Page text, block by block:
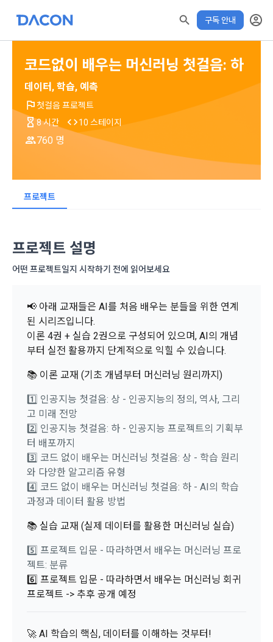
구독 안내
알림
MY XP
오늘의 XP
적립 XP
0
메일 인증 필요
[데이콘] 회원가입 인증메일
이용약관
제 1 조 (목적)
본 약관은 데이콘 주식회사(이하 “회사”)와 “회원” 간에 정보 서
규정하는 데 그 목적이 있다. “회원”은 모든 약관에 동의해야 하
며, 어떤 방식이든 본 서비스를 사용한다는 것은 “회원”이 본 약
관의 전부에 동의한다는 것을 의미하며 본 약관은 “회원”이 서비
제 2 조 (용어의 정의)
이 약관에서 사용하는 용어의 정의는 아래와 같다.
여 컴퓨터 등 정보 통신 설비를 이용하여 설정한 가상의 영업장
또는 "회사"가 운영하는 아래 웹사이트를 말한다.
가. ***.dacon.io
2. "서비스"라 함은 “대회”, “교육”, “인재풀 등록” 등 사이트에서
제공하는 모든 서비스를 말한다. 그 외 "회사"가 운영하는 사이
트를 통해 개인이 등록한 자료를 DB화하여 각각의 목적에 맞게
분류, 가공, 집계하여 정보를 제공하는 서비스를 포함한다.
3. "개인회원"이라 함은 서비스를 이용하기 위하여 이 약관에 동
의하고 "회사"와 이용 계약을 체결한 개인을 말한다.
4. “인재회원”이라 함은 “데이콘 인재풀 서비스”를 이용하기 위
하여 본인의 개인정보와 프로젝트, 코드 등을 공유한 자로서, 채
용 의뢰 “기업회원”에게 개인정보, 프로젝트, 코드 등을 제공하
는 것에 동의한 “개인회원”을 말한다.
5. “기업회원”이라 함은 “회사”에 대회의 주최를 의뢰하거나, 채
용 의뢰 서비스 등을 이용하기 위해 “회사”와 일정 계약을 한 개
회원”이 AI 코드를 제출하고, “회사”는 이를 평가하여 우수작을
개인정보 처리방침
데이콘은 이용자 개인정보 보호를 여러 경영요소 가운데 최
우선의 가치로 두고 있습니다. 데이콘주식회사(이하 ‘데이콘’ 또
는 ‘회사’)는 서비스 기획부터 종료까지 정보통신망 이용촉진 및
등 국내의 개인정보 보호 법령을 철저히 준수합니다.
1. 개인정보처리방침의 의의
데이콘이 어떤 정보를 수집하고, 수집한 정보를 어떻게 사용하
며, 필요에 따라 누구와 이를 공유(‘위탁 또는 제공’)하며, 이용목
적을 달성한 정보를 언제, 어떻게 파기 하는지 등 ‘개인정보의 한
살이’와 관련한 정보를 투명하게 제공합니다.
정보주체로서 이용자는 자신의 개인정보에 대해 어떤 권리를 가
지고 있으며, 이를 어떤 방법과 절차로 행사할 수 있는지를 알려
드립니다. 또한, 법정대리인(부모 등)이 만14세 미만 아동의 개
인정보 보호를 위해 어떤 권리를 행사할 수 있는지도 함께 안내
합니다.
개인정보 침해사고가 발생하는 경우, 추가적인 피해를 예방하고
움을 받을 수 있는지 알려 드립니다.
그 무엇보다도, 개인정보와 관련하여 데이콘과 이용자 간의 권
리 및 의무 관계를 규정하여 이용자의 ‘개인정보자기결정권’을
마케팅 정보 수신 동의
1. 광고성 정보의 이용목적
경품 행사, 이벤트, 경진대회 홍보 목적 등의 광고성 정보를 전자
우편이나
서신우편, 문자(SMS 또는 카카오 알림톡), 푸시, 전화 등을 통해
- 마케팅 수신 동의는 거부하실 수 있으며 동의 이후에라도 고객
의 의사에 따라 동의를 철회할 수 있습니다.
동의를 거부 하시더라도 DACON에서 제공하는 서비스의 이용
에 제한이 되지 않습니다.
안내 서비스가 제한됩니다.
2. 미동의 시 불이익 사항
개인정보보호법 제22조 제5항에 의해 선택정보 사항에 대해서
는 동의 거부 하시더라도 서비스 이용에 제한되지 않습니다.
단, 할인, 이벤트 및 이용자 맞춤형 상품 추천 등의 마케팅 정보
안내 서비스가 제한됩니다.
DACON에서 제공하는 마케팅 정보를 원하지 않을 경우 ‘홈>계
정관리 페이지의 하단 마케팅(대회 진행, 교육 등) 정보 수신 동
의(선택)’에서 철회를 요청할 수 있습니다.
동의(선택)’에서 동의하실 수 있습니다.
코드없이 배우는 머신러닝 첫걸음: 하
데이터, 학습, 예측
첫걸음 프로젝트
8 시간
10 스테이지
760 명
프로젝트
프로젝트 설명
어떤 프로젝트일지 시작하기 전에 읽어보세요
📢 아래 교재들은 AI를 처음 배우는 분들을 위한 연계
된 시리즈입니다.
이론 4권 + 실습 2권으로 구성되어 있으며, AI의 개념
부터 실전 활용까지 단계적으로 익힐 수 있습니다.
📚 이론 교재 (기초 개념부터 머신러닝 원리까지)
1️⃣ 인공지능 첫걸음: 상 - 인공지능의 정의, 역사, 그리
고 미래 전망
2️⃣ 인공지능 첫걸음: 하 - 인공지능 프로젝트의 기획부
터 배포까지
3️⃣ 코드 없이 배우는 머신러닝 첫걸음: 상 - 학습 원리
와 다양한 알고리즘 유형
4️⃣ 코드 없이 배우는 머신러닝 첫걸음: 하 - AI의 학습
과정과 데이터 활용 방법
📚 실습 교재 (실제 데이터를 활용한 머신러닝 실습)
5️⃣ 프로젝트 입문 - 따라하면서 배우는 머신러닝 프로
젝트: 분류
6️⃣ 프로젝트 입문 - 따라하면서 배우는 머신러닝 회귀
프로젝트 -> 추후 공개 예정
🚀 AI 학습의 핵심, 데이터를 이해하는 것부터!
학습 전 확인해주세요!
XP에 대한 자세한 사항은
위의 주의사항을 확인했습니다.